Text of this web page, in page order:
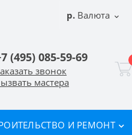
р. Валюта
(495) 085-59-69
звонок
мастера
И РЕМОНТ